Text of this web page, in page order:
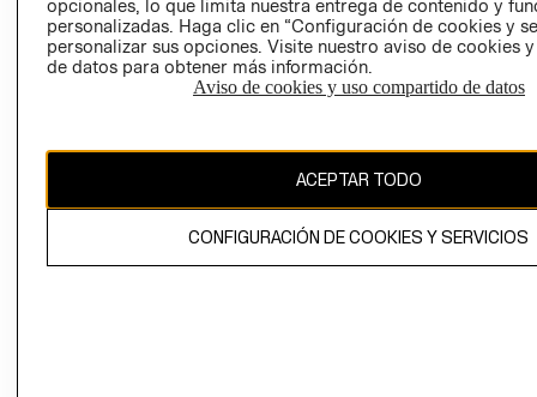
GIFT CARD
AVISO DE
opcionales, lo que limita nuestra entrega de contenido y
personalizadas. Haga clic en “Configuración de cookies y
personalizar sus opciones. Visite nuestro aviso de cookies
de datos para obtener más información.
Aviso de cookies y uso compartido de datos
ACEPTAR TODO
CONFIGURACIÓN DE COOKIES Y SERVICIOS